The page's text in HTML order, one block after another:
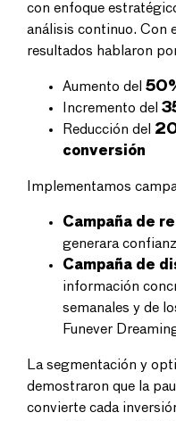
con enfoque
análisis continuo. Con
resultados hablaron
Aumento del
Incremento del
Reducción del
conversión
Implementamos
Campaña de
generara
Campaña de
información
semanales y de
Funever
La segmentación y
demostraron que la
convierte cada